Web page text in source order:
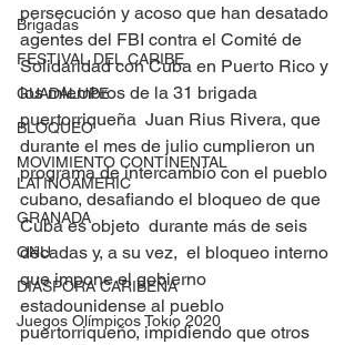
Brigadas
FESTIVAL DEL CARIBE
GUADALUPE
BLOQUEO
MOVIMIENTO CONTINENTAL
LATINOAMERIC
GRANADA
ONU
DIÁSPORA CARIBEÑA
Juegos Olímpicos Tokio 2020
persecución y acoso que han desatado
agentes del FBI contra el Comité de
Solidaridad con Cuba en Puerto Rico y
los miembros de la 31 brigada
puertorriqueña  Juan Rius Rivera, que
durante el mes de julio cumplieron un
programa de intercambio con el pueblo
cubano, desafiando el bloqueo de que
Cuba es objeto  durante más de seis
décadas y, a su vez,  el bloqueo interno
que impone el gobierno
estadounidense al pueblo
puertorriqueño, impidiendo que otros